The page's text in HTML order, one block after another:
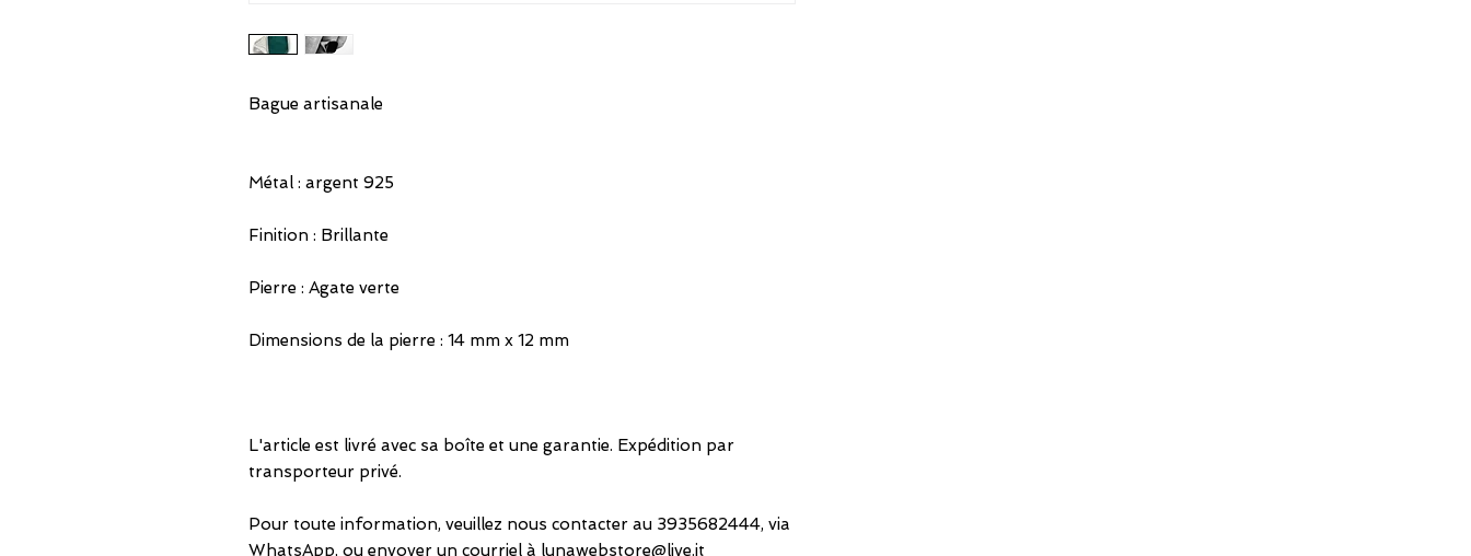
Bague artisanale
Métal : argent 925
Finition : Brillante
Pierre : Agate verte
Dimensions de la pierre : 14 mm x 12 mm
L'article est livré avec sa boîte et une garantie. Expédition par
transporteur privé.
Pour toute information, veuillez nous contacter au 3935682444, via
WhatsApp, ou envoyer un courriel à lunawebstore@live.it